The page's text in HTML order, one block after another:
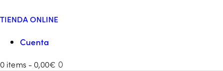
TIENDA ONLINE
Cuenta
0 items - 0,00€ 0